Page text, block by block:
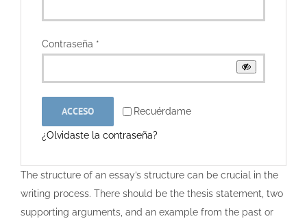
Contraseña *
Recuérdame
ACCESO
¿Olvidaste la contraseña?
The structure of an essay’s structure can be crucial in the
writing process. There should be the thesis statement, two
supporting arguments, and an example from the past or